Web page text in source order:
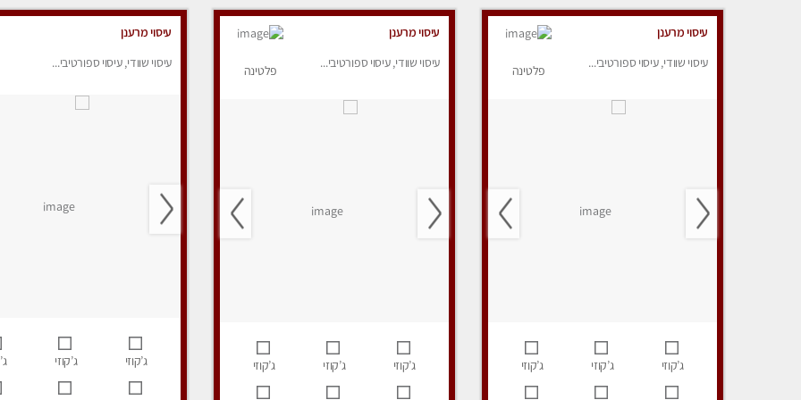
עיסוי מרענן
עיסוי שוודי, עיסוי ספורטיבי...
פלטינה
ג’קוזי ג’קוזי ג’קוזי
עיסוי מרענן
עיסוי שוודי, עיסוי ספורטיבי...
פלטינה
ג’קוזי ג’קוזי ג’קוזי
עיסוי מרענן
עיסוי שוודי, עיסוי ספורטיבי...
ג’קוזי ג’קוזי